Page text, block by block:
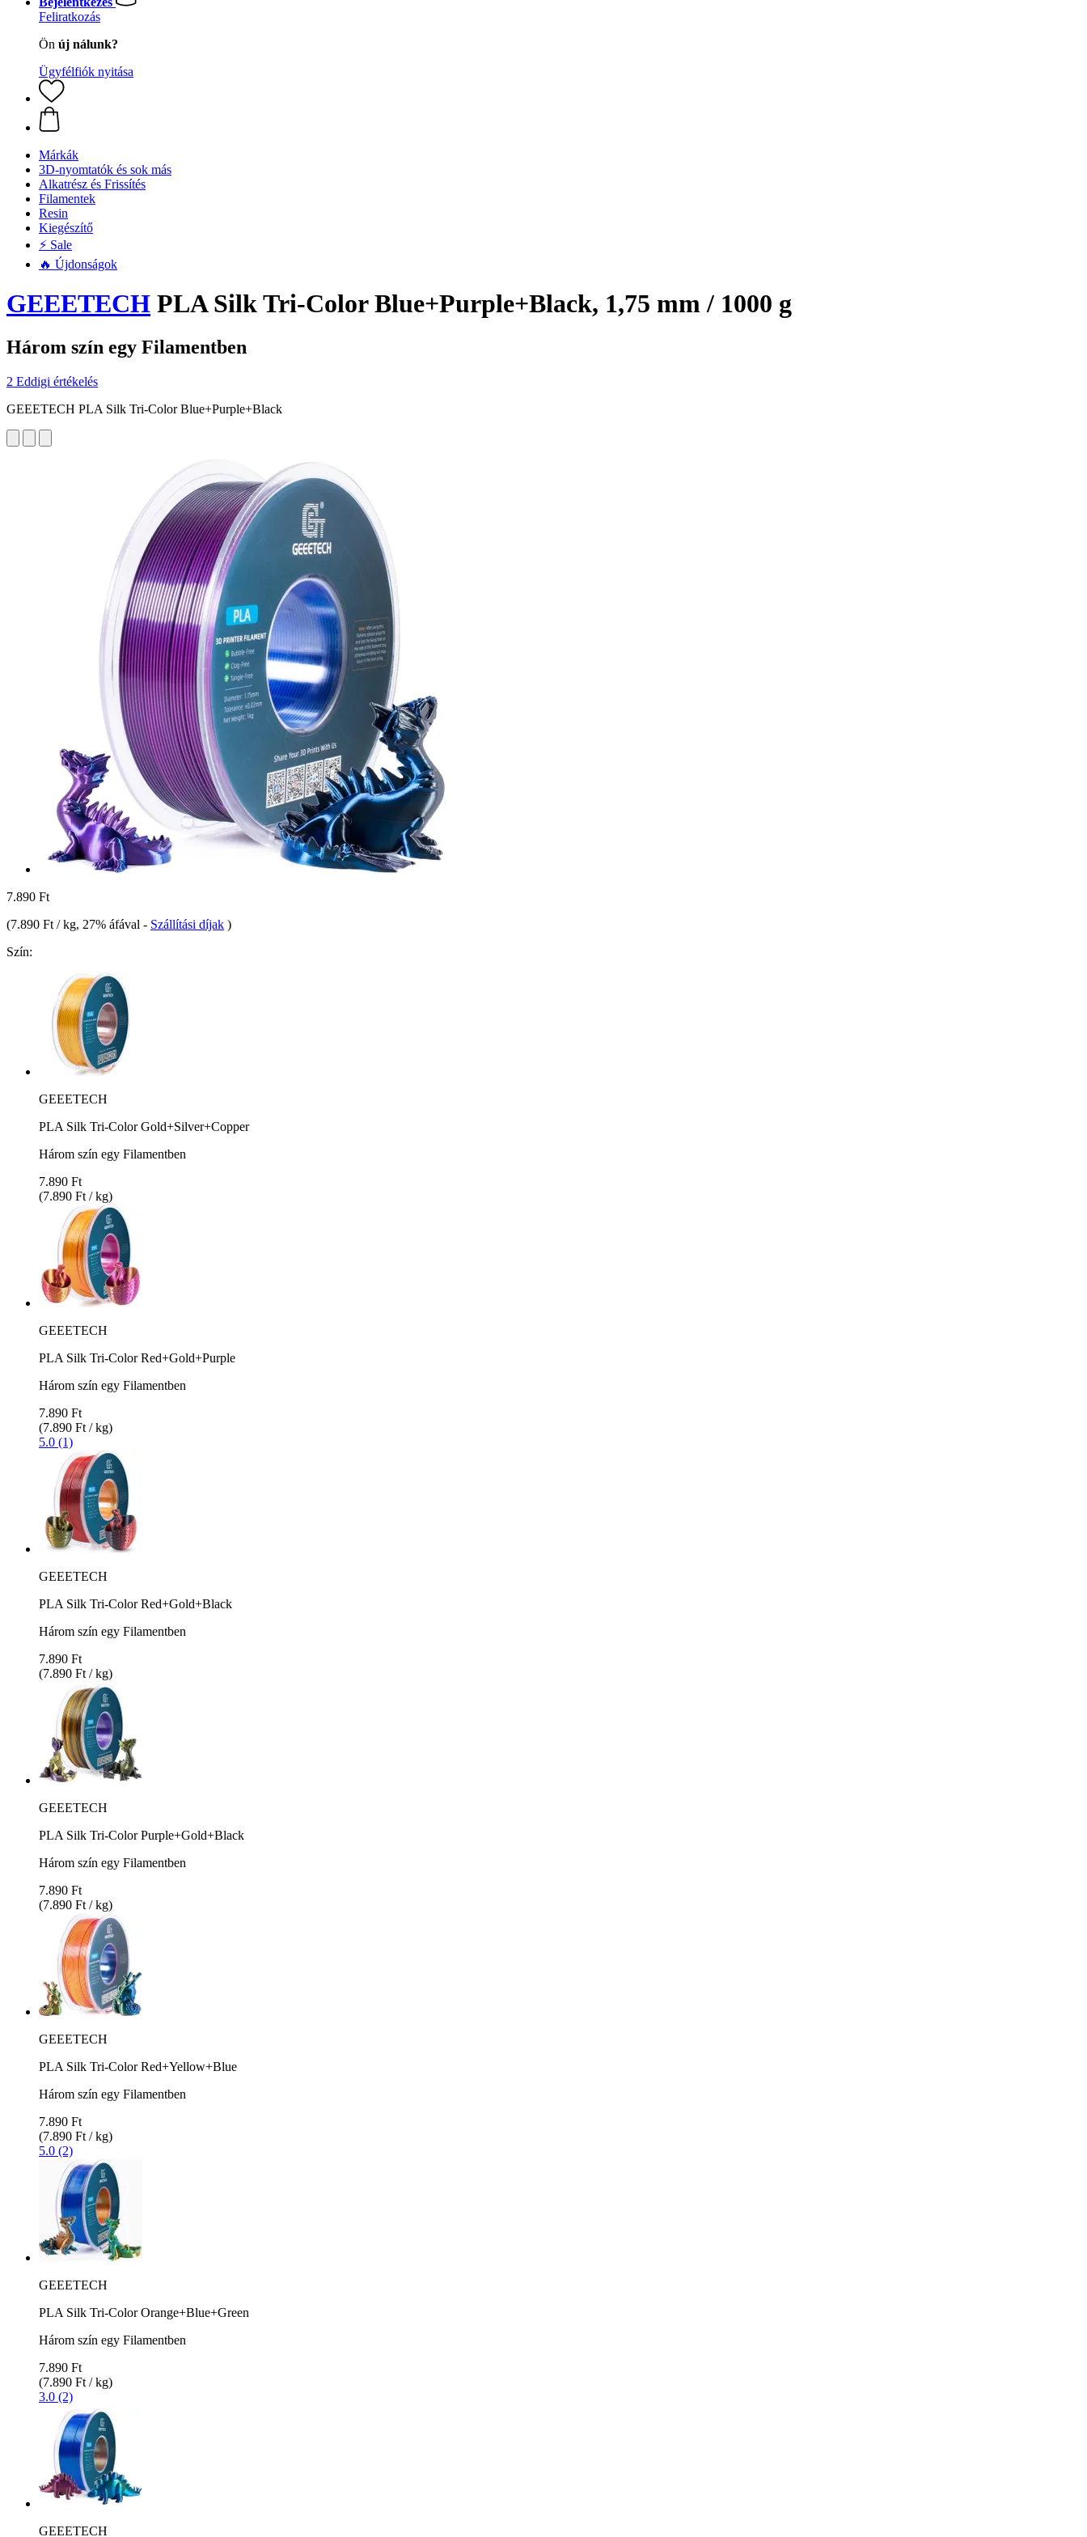
Feliratkozás
Ön új nálunk?
Ügyfélfiók nyitása
Márkák
3D-nyomtatók és sok más
Alkatrész és Frissítés
Filamentek
Resin
Kiegészítő
⚡ Sale
🔥 Újdonságok
GEEETECH PLA Silk Tri-Color Blue+Purple+Black, 1,75 mm / 1000 g
Három szín egy Filamentben
2 Eddigi értékelés
GEEETECH PLA Silk Tri-Color Blue+Purple+Black
7.890 Ft
(7.890 Ft / kg, 27% áfával - Szállítási díjak )
Szín:
GEEETECH
PLA Silk Tri-Color Gold+Silver+Copper
Három szín egy Filamentben
7.890 Ft
(7.890 Ft / kg)
GEEETECH
PLA Silk Tri-Color Red+Gold+Purple
Három szín egy Filamentben
7.890 Ft
(7.890 Ft / kg)
5.0 (1)
GEEETECH
PLA Silk Tri-Color Red+Gold+Black
Három szín egy Filamentben
7.890 Ft
(7.890 Ft / kg)
GEEETECH
PLA Silk Tri-Color Purple+Gold+Black
Három szín egy Filamentben
7.890 Ft
(7.890 Ft / kg)
GEEETECH
PLA Silk Tri-Color Red+Yellow+Blue
Három szín egy Filamentben
7.890 Ft
(7.890 Ft / kg)
5.0 (2)
GEEETECH
PLA Silk Tri-Color Orange+Blue+Green
Három szín egy Filamentben
7.890 Ft
(7.890 Ft / kg)
3.0 (2)
GEEETECH